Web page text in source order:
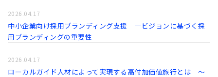
中小企業向け採用ブランディング支援 ―ビジョンに基づく採
用ブランディングの重要性
2026.04.17
ローカルガイド人材によって実現する高付加価値旅行とは ～
2026.04.17